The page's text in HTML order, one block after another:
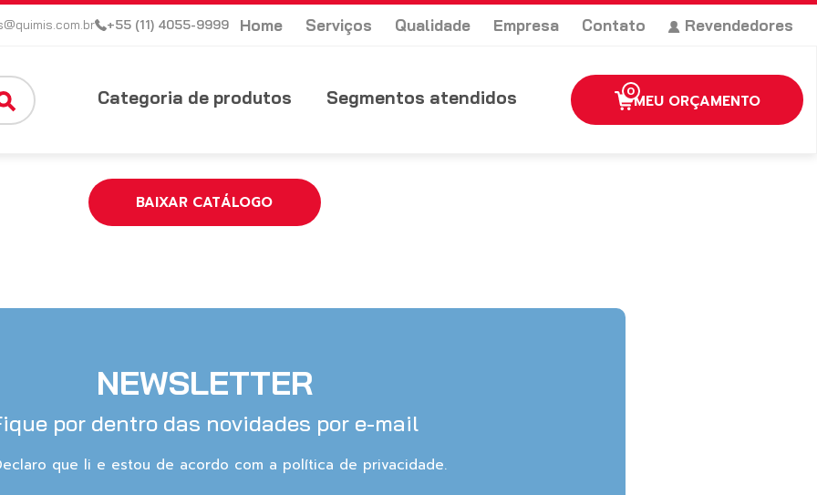
+55 (11) 4055-9999 Home Serviços Qualidade Empresa Contato Revendedores
Categoria de produtos Segmentos atendidos 0MEU ORÇAMENTO
BAIXAR CATÁLOGO
NEWSLETTER
por dentro das novidades por e-mail
que li e estou de acordo com a política de privacidade.